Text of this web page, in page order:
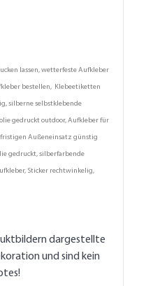
lassen, wetterfeste Aufkleber
bestellen, Klebeetiketten
silberne selbstklebende
gedruckt outdoor, Aufkleber für
Außeneinsatz günstig
gedruckt, silberfarbende
Sticker rechtwinkelig,
dargestellte
und sind kein